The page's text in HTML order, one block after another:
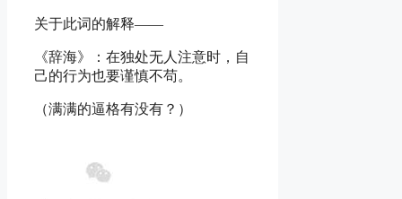
关于此词的解释——
《辞海》：在独处无人注意时，自
己的行为也要谨慎不苟。
（满满的逼格有没有？）